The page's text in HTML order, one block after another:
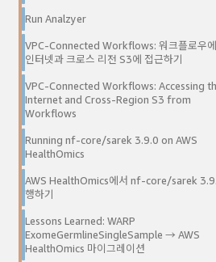
Run Analzyer
VPC-Connected Workflows: 워크플로우
인터넷과 크로스 리전 S3에 접근하기
VPC-Connected Workflows: Accessing
Internet and Cross-Region S3 from
Workflows
Running nf-core/sarek 3.9.0 on AWS
HealthOmics
AWS HealthOmics에서 nf-core/sarek
행하기
Lessons Learned: WARP
ExomeGermlineSingleSample → AWS
HealthOmics 마이그레이션